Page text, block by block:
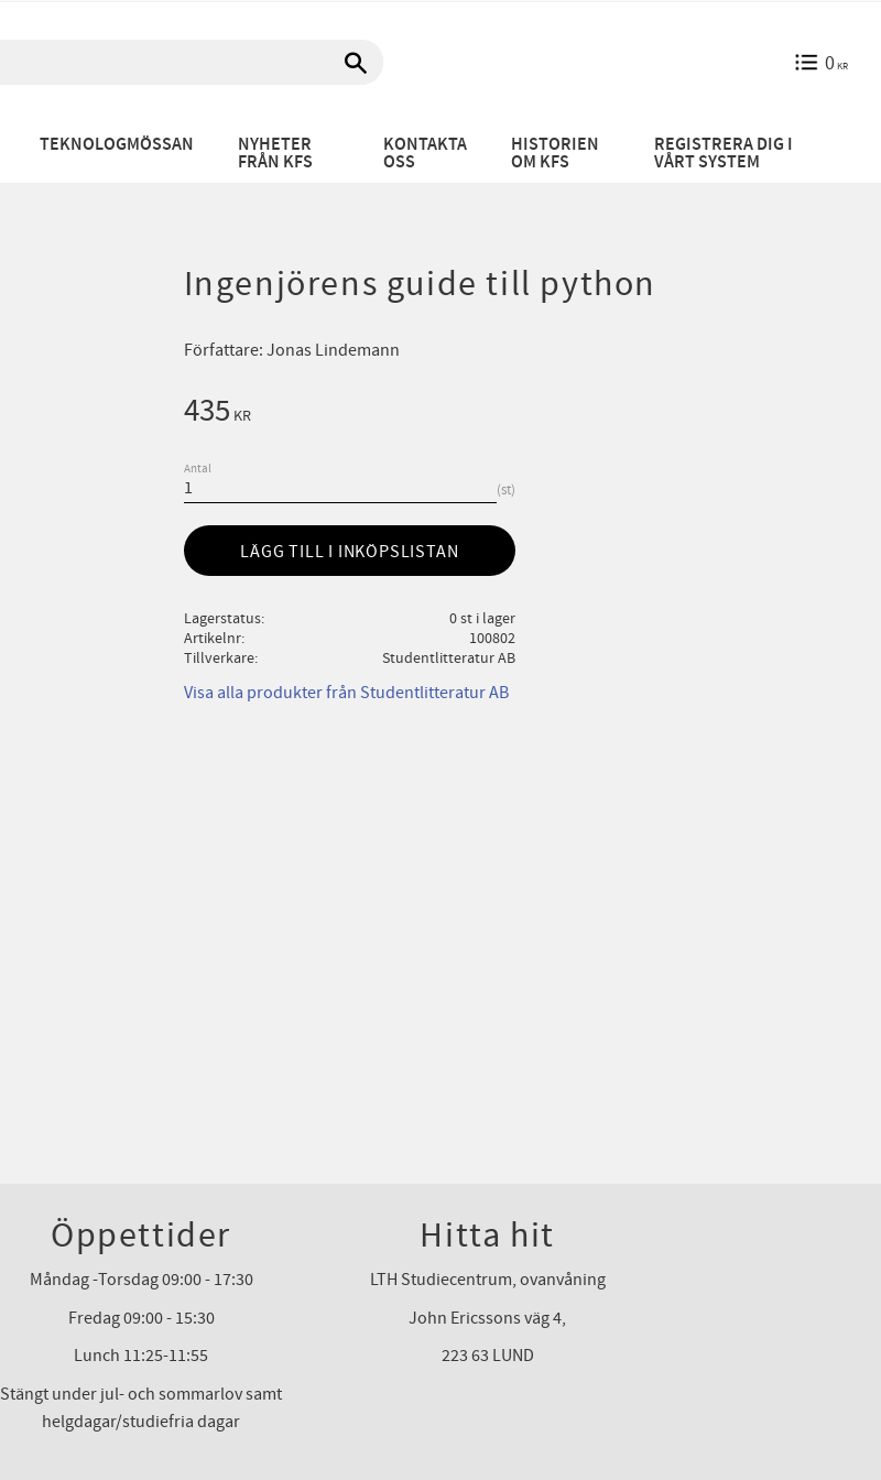
0KR
TEKNOLOGMÖSSAN NYHETER
FRÅN KFS
KONTAKTA
OSS
HISTORIEN
OM KFS
REGISTRERA DIG I
VÅRT SYSTEM
Ingenjörens guide till python
Författare: Jonas Lindemann
435 KR
Antal
st
LÄGG TILL I INKÖPSLISTAN
Lagerstatus
0 st i lager
Artikelnr
100802
Tillverkare
Studentlitteratur AB
Visa alla produkter från Studentlitteratur AB
Öppettider
Måndag -Torsdag 09:00 - 17:30
Fredag 09:00 - 15:30
Lunch 11:25-11:55
Stängt under jul- och sommarlov samt
helgdagar/studiefria dagar
Hitta hit
LTH Studiecentrum, ovanvåning
John Ericssons väg 4,
223 63 LUND